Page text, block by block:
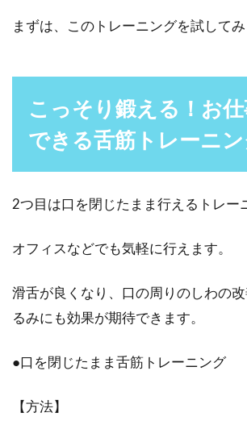
まずは、このトレーニングを試してみ
こっそり鍛える！お
できる舌筋トレーニ
2つ目は口を閉じたまま行えるトレー
オフィスなどでも気軽に行えます。
滑舌が良くなり、口の周りのしわの
るみにも効果が期待できます。
●口を閉じたまま舌筋トレーニング
【方法】